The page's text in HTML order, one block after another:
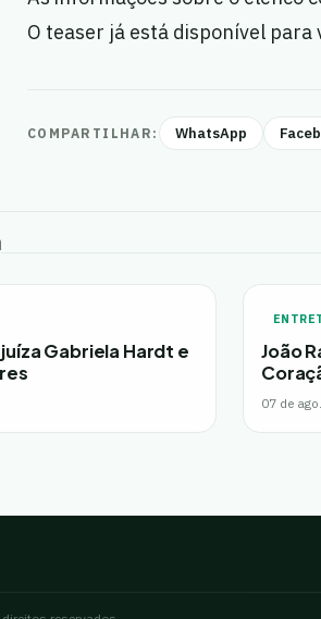
O teaser já está disponível para
COMPARTILHAR: WhatsApp
Gabriela Hardt e
João
07 de ago.